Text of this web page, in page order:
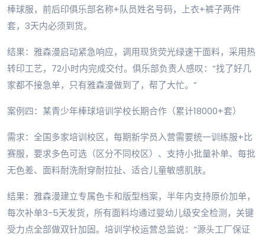
棒球服，前后印俱乐部名称+队员姓名号码，上衣+裤子两件
套，3天内必须到货。
结果：雅森漫启动紧急响应，调用现货荧光绿速干面料，采用热
转印工艺，72小时内完成交付。俱乐部负责人感叹：“找了好几
家都不接急单，只有雅森漫做到了，帮了大忙。”
案例四：某青少年棒球培训学校长期合作（累计18000+套）
需求：全国多家培训校区，每期新学员入营需要统一训练服+比
赛服，要求多色可选（区分不同校区）、支持小批量补单、每批
无色差、面料耐洗耐穿耐拉扯、适合儿童敏感肌肤。
结果：雅森漫建立专属色卡和版型档案，半年内支持原价加单，
每次补单3-5天发货，所有面料均通过婴幼儿级安全检测，关键
受力点全部做双针加固。培训学校运营总监说：“源头工厂保证